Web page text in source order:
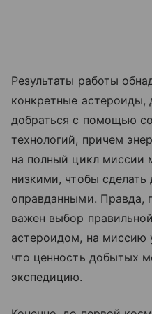
Результаты работы
конкретные
добраться с помощью
технологий, причем
на полный цикл миссии
низкими, чтобы
оправданными. Правда,
важен выбор
астероидом, на миссию
что ценность добытых
экспедицию.